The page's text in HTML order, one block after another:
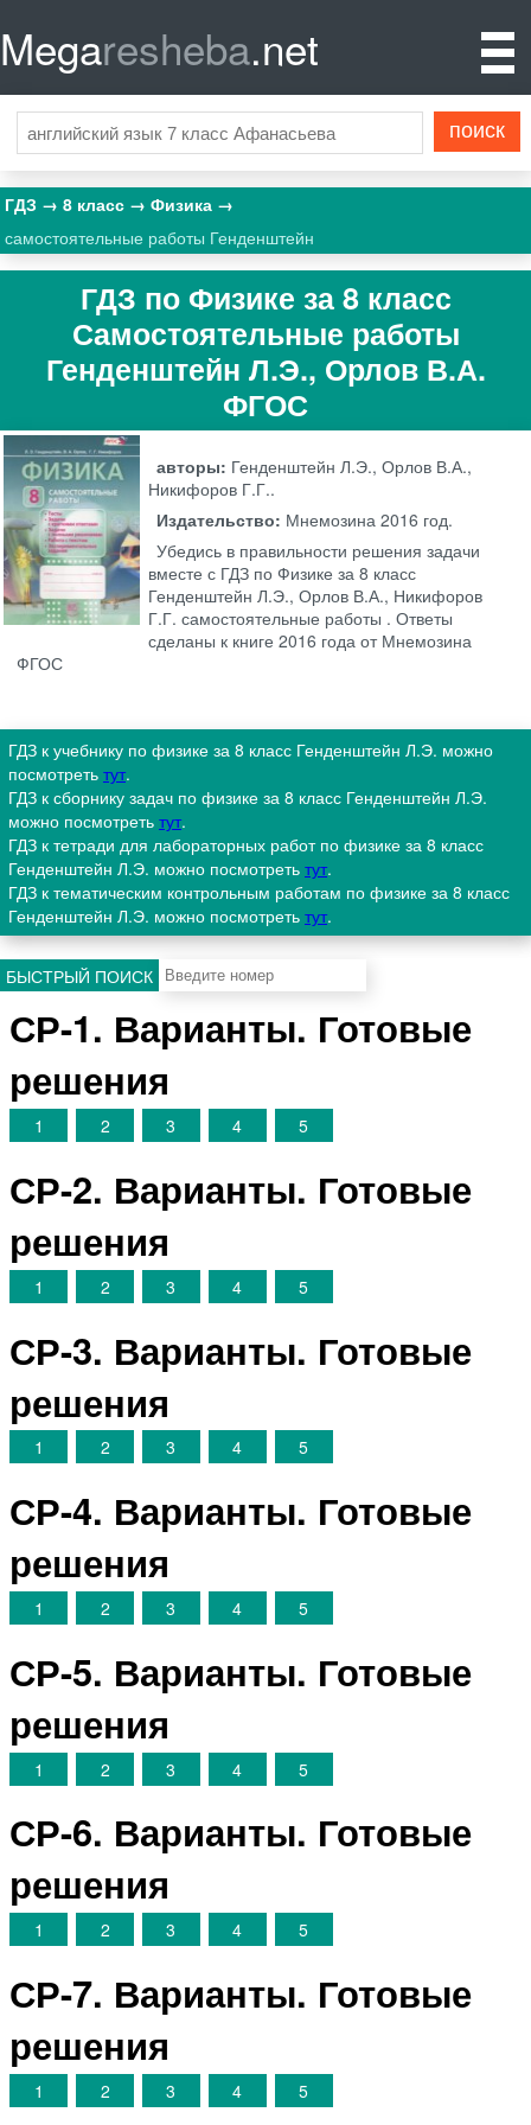
Megaresheba.net
ГДЗ 8 класс
Физика
самостоятельные работы Генденштейн
ГДЗ по Физике за 8 класс
Самостоятельные работы
Генденштейн Л.Э., Орлов В.А.
ФГОС
авторы: Генденштейн Л.Э., Орлов В.А.,
Никифоров Г.Г..
Издательство: Мнемозина 2016 год.
Убедись в правильности решения задачи
вместе с ГДЗ по Физике за 8 класс
Генденштейн Л.Э., Орлов В.А., Никифоров
Г.Г. самостоятельные работы . Ответы
сделаны к книге 2016 года от Мнемозина
ФГОС
ГДЗ к учебнику по физике за 8 класс Генденштейн Л.Э. можно
посмотреть тут.
ГДЗ к сборнику задач по физике за 8 класс Генденштейн Л.Э.
можно посмотреть тут.
ГДЗ к тетради для лабораторных работ по физике за 8 класс
Генденштейн Л.Э. можно посмотреть тут.
ГДЗ к тематическим контрольным работам по физике за 8 класс
Генденштейн Л.Э. можно посмотреть тут.
БЫСТРЫЙ ПОИСК
СР-1. Варианты. Готовые
решения
1 2 3 4 5
СР-2. Варианты. Готовые
решения
1 2 3 4 5
СР-3. Варианты. Готовые
решения
1 2 3 4 5
СР-4. Варианты. Готовые
решения
1 2 3 4 5
СР-5. Варианты. Готовые
решения
1 2 3 4 5
СР-6. Варианты. Готовые
решения
1 2 3 4 5
СР-7. Варианты. Готовые
решения
1 2 3 4 5